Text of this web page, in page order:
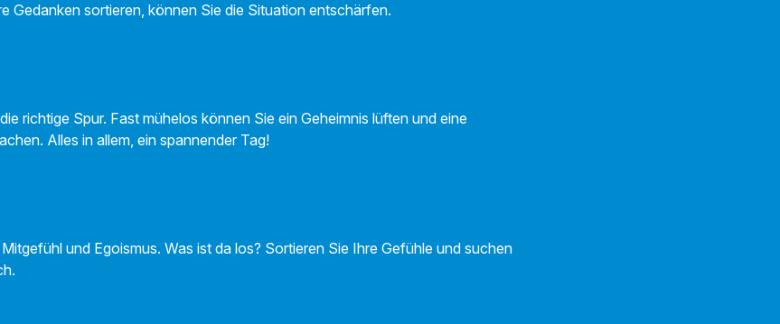
Gedanken sortieren, können Sie die Situation entschärfen.
richtige Spur. Fast mühelos können Sie ein Geheimnis lüften und eine
Alles in allem, ein spannender Tag!
und Egoismus. Was ist da los? Sortieren Sie Ihre Gefühle und suchen